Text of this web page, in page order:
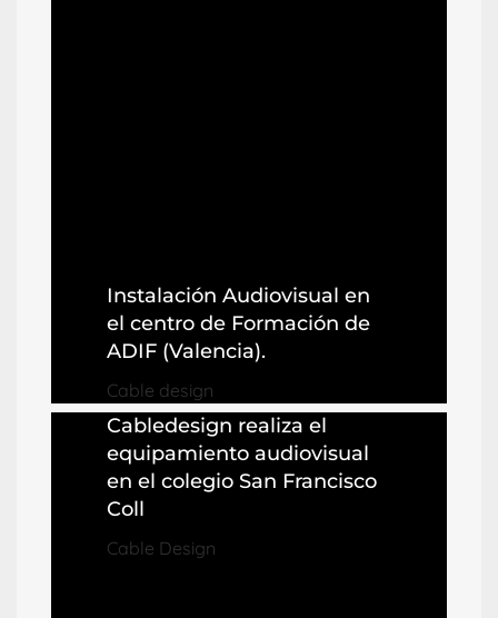
Instalación Audiovisual en
el centro de Formación de
ADIF (Valencia).
Cable design
Cabledesign realiza el
equipamiento audiovisual
en el colegio San Francisco
Coll
Cable Design